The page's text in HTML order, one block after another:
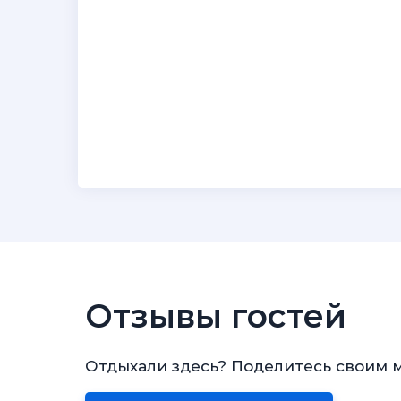
Отзывы гостей
Отдыхали здесь? Поделитесь своим